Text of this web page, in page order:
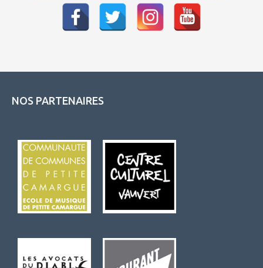
NOS PARTENAIRES